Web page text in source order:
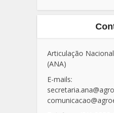
Articulação
(ANA)
E-mails: